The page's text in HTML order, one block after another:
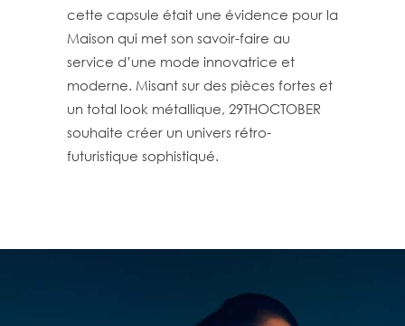
cette capsule était une évidence pour la
Maison qui met son savoir-faire au
service d’une mode innovatrice et
moderne. Misant sur des pièces fortes et
un total look métallique, 29THOCTOBER
souhaite créer un univers rétro-
futuristique sophistiqué.